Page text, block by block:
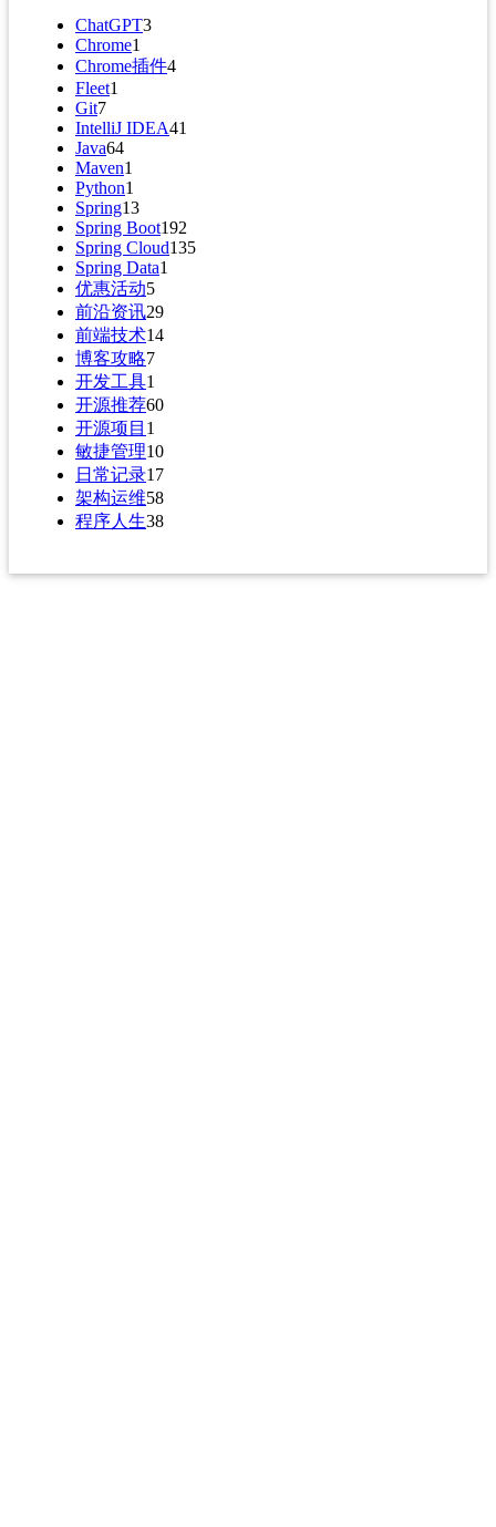
ChatGPT3
Chrome1
Chrome插件4
Fleet1
Git7
IntelliJ IDEA41
Java64
Maven1
Python1
Spring13
Spring Boot192
Spring Cloud135
Spring Data1
优惠活动5
前沿资讯29
前端技术14
博客攻略7
开发工具1
开源推荐60
开源项目 1
敏捷管理10
日常记录17
架构运维58
程序人生38